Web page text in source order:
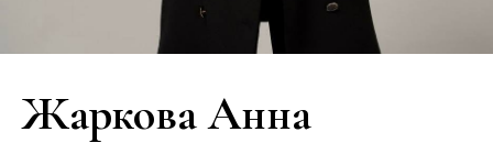
Жаркова Анна